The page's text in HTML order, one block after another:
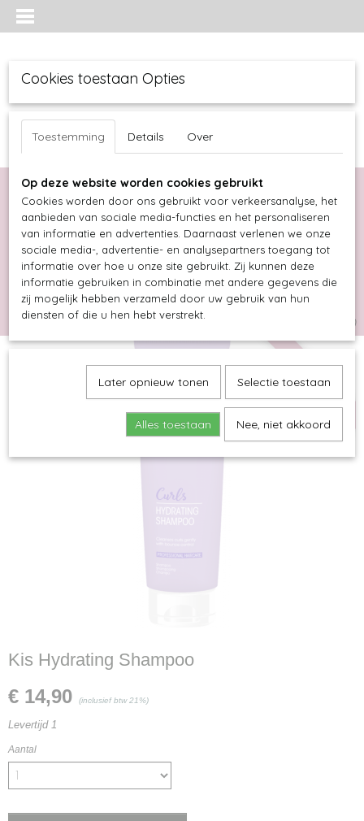
Inloggen Registreren UW WINKELWAGEN
(0)
kis
Kis Hydrating Shampoo
€ 14,90 (inclusief btw 21%)
Levertijd 1
Aantal
Cookies toestaan Opties
Toestemming Details Over
Op deze website worden cookies gebruikt
Cookies worden door ons gebruikt voor verkeersanalyse, het
aanbieden van sociale media-functies en het personaliseren
van informatie en advertenties. Daarnaast verlenen we onze
sociale media-, advertentie- en analysepartners toegang tot
informatie over hoe u onze site gebruikt. Zij kunnen deze
informatie gebruiken in combinatie met andere gegevens die
zij mogelijk hebben verzameld door uw gebruik van hun
diensten of die u hen hebt verstrekt.
Later opnieuw tonen Selectie toestaan
Alles toestaan Nee, niet akkoord